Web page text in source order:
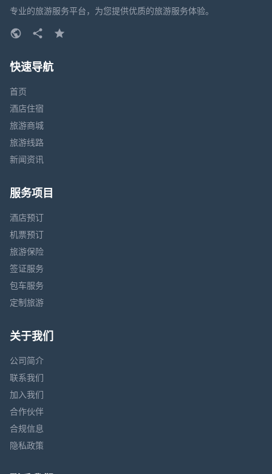
专业的旅游服务平台，为您提供优质的旅游服务体验。
快速导航
首页
酒店住宿
旅游商城
旅游线路
新闻资讯
服务项目
酒店预订
机票预订
旅游保险
签证服务
包车服务
定制旅游
关于我们
公司简介
联系我们
加入我们
合作伙伴
合规信息
隐私政策